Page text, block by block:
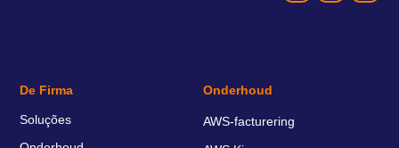
De Firma
Soluções
Onderhoud
AWS-facturering